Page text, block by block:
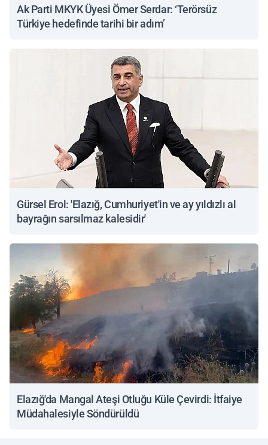
Ak Parti MKYK Üyesi Ömer Serdar: ‘Terörsüz
Türkiye hedefinde tarihi bir adım’
Gürsel Erol: 'Elazığ, Cumhuriyet'in ve ay yıldızlı al
bayrağın sarsılmaz kalesidir'
Elazığ'da Mangal Ateşi Otluğu Küle Çevirdi: İtfaiye
Müdahalesiyle Söndürüldü